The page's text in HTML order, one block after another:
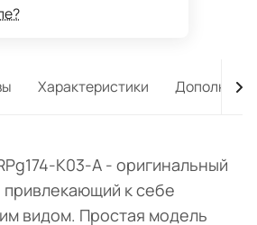
Характеристики
K03-A - оригинальный
к себе
видом. Простая модель